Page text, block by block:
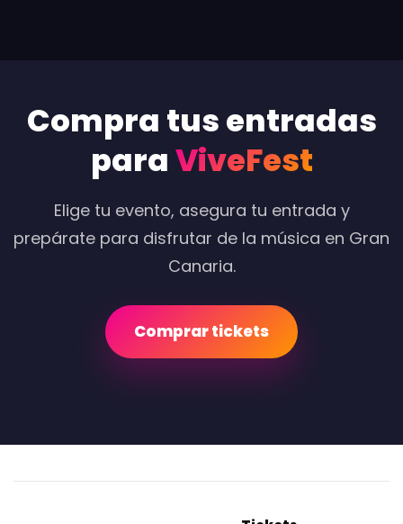
Compra tus entradas
paraViveFest
Elige tu evento, asegura tu entrada y
prepárate para disfrutar de la música en Gran
Canaria.
Comprar tickets